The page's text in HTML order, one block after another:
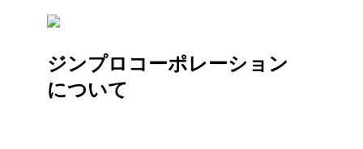
ジンプロコーポレーション
について